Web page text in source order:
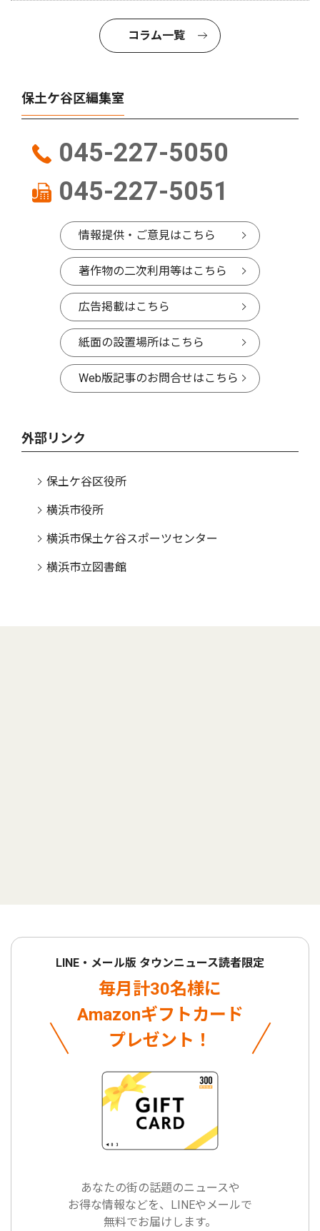
コラム一覧
保土ケ谷区編集室
045-227-5050
045-227-5051
情報提供・ご意見はこちら
著作物の二次利用等はこちら
広告掲載はこちら
紙面の設置場所はこちら
Web版記事のお問合せはこちら
外部リンク
保土ケ谷区役所
横浜市役所
横浜市保土ケ谷スポーツセンター
横浜市立図書館
LINE・メール版 タウンニュース読者限定
毎月計30名様に
Amazonギフトカード
プレゼント！
あなたの街の話題のニュースや
お得な情報などを、LINEやメールで
無料でお届けします。